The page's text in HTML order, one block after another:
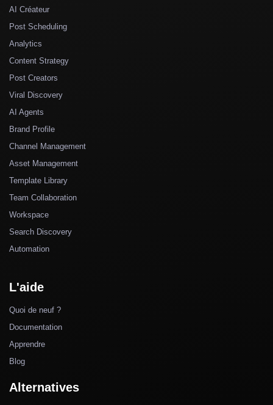
AI Créateur
Post Scheduling
Analytics
Content Strategy
Post Creators
Viral Discovery
AI Agents
Brand Profile
Channel Management
Asset Management
Template Library
Team Collaboration
Workspace
Search Discovery
Automation
L'aide
Quoi de neuf ?
Documentation
Apprendre
Blog
Alternatives